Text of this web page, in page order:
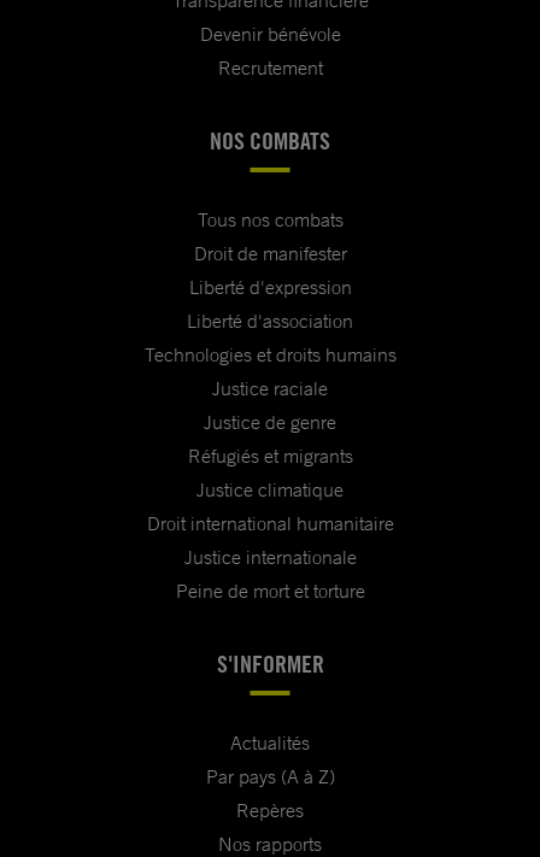
Devenir bénévole
Recrutement
NOS COMBATS
Tous nos combats
Droit de manifester
Liberté d'expression
Liberté d'association
Technologies et droits humains
Justice raciale
Justice de genre
Réfugiés et migrants
Justice climatique
Droit international humanitaire
Justice internationale
Peine de mort et torture
S'INFORMER
Actualités
Par pays (A à Z)
Repères
Nos rapports